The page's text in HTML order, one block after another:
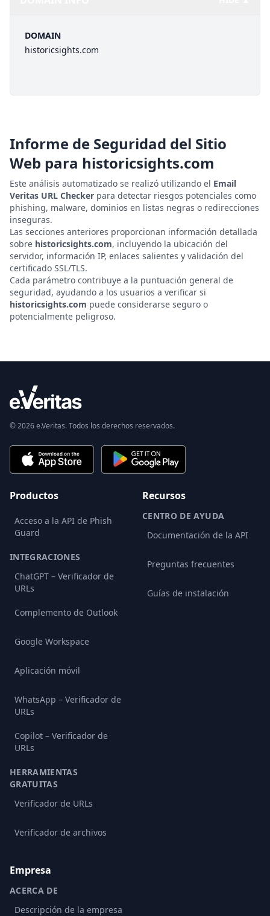
DOMAIN
historicsights.com
Informe de Seguridad del Sitio
Web para historicsights.com
Este análisis automatizado se realizó utilizando el Email
Veritas URL Checker para detectar riesgos potenciales como
phishing, malware, dominios en listas negras o redirecciones
inseguras.
Las secciones anteriores proporcionan información detallada
sobre historicsights.com, incluyendo la ubicación del
servidor, información IP, enlaces salientes y validación del
certificado SSL/TLS.
Cada parámetro contribuye a la puntuación general de
seguridad, ayudando a los usuarios a verificar si
historicsights.com puede considerarse seguro o
potencialmente peligroso.
© 2026 e.Veritas. Todos los derechos reservados.
Productos
Acceso a la API de Phish
Guard
INTEGRACIONES
ChatGPT – Verificador de
URLs
Complemento de Outlook
Google Workspace
Aplicación móvil
WhatsApp – Verificador de
URLs
Copilot – Verificador de
URLs
HERRAMIENTAS
GRATUITAS
Verificador de URLs
Verificador de archivos
Recursos
CENTRO DE AYUDA
Documentación de la API
Preguntas frecuentes
Guías de instalación
Empresa
ACERCA DE
Descripción de la empresa